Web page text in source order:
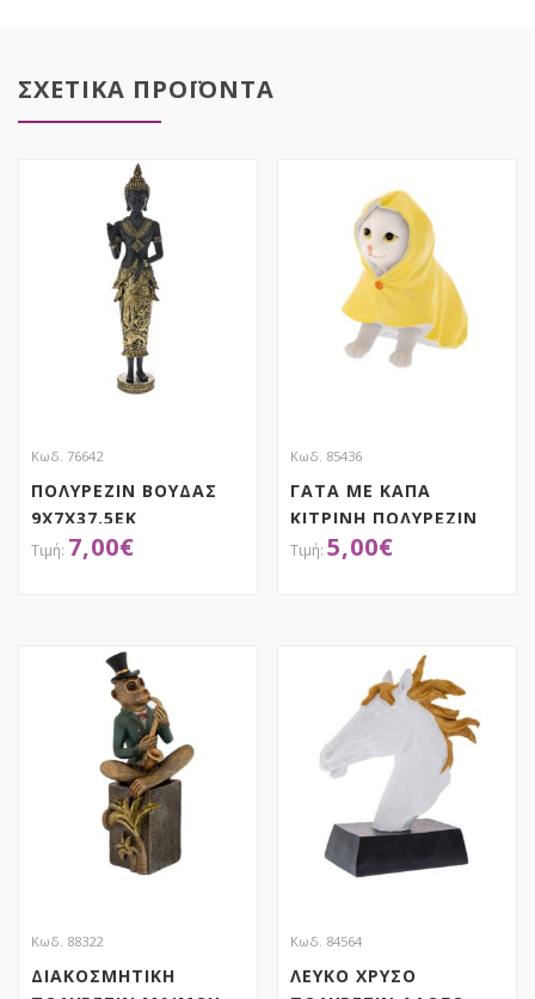
ΣΧΕΤΙΚΑ ΠΡΟΪΟΝΤΑ
Κωδ. 76642
ΠΟΛΥΡΕΖΙΝ ΒΟΥΔΑΣ
9X7X37.5EK
7,00€
Κωδ. 85436
ΓΑΤΑ ΜΕ ΚΑΠΑ
ΚΙΤΡΙΝΗ ΠΟΛΥΡΕΖΙΝ
14Χ9Χ14ΕΚ
5,00€
Κωδ. 88322
ΔΙΑΚΟΣΜΗΤΙΚΗ
Κωδ. 84564
ΛΕΥΚΟ ΧΡΥΣΟ